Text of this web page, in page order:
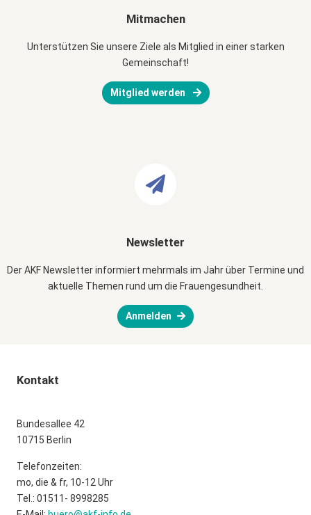
Mitmachen
Unterstützen Sie unsere Ziele als Mitglied in einer starken
Gemeinschaft!
Mitglied werden
Newsletter
Der AKF Newsletter informiert mehrmals im Jahr über Termine und
aktuelle Themen rund um die Frauengesundheit.
Anmelden
Kontakt
Bundesallee 42
10715 Berlin
Telefonzeiten:
mo, die & fr, 10-12 Uhr
Tel.: 01511- 8998285